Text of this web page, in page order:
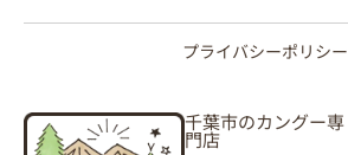
プライバシーポリシー
千葉市のカングー専
門店